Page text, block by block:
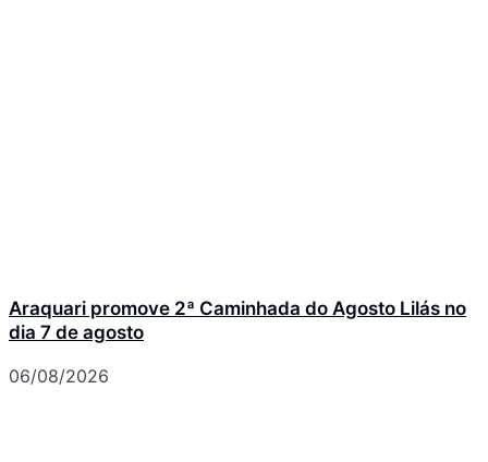
Araquari promove 2ª Caminhada do Agosto Lilás no
dia 7 de agosto
06/08/2026